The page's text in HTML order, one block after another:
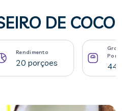
DE COCO
Rendimento
20 porçoes 44